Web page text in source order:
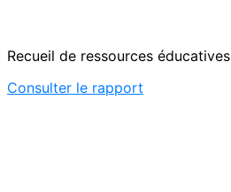
Recueil de ressources
Consulter le rapport